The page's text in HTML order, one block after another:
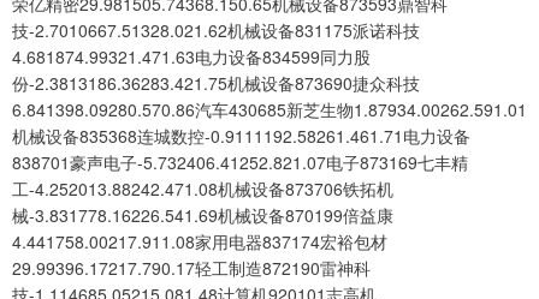
技-2.7010667.51328.021.62机械设备831175派诺科技
4.681874.99321.471.63电力设备834599同力股
份-2.3813186.36283.421.75机械设备873690捷众科技
6.841398.09280.570.86汽车430685新芝生物1.87934.00262.591.01
机械设备835368连城数控-0.9111192.58261.461.71电力设备
838701豪声电子-5.732406.41252.821.07电子873169七丰精
工-4.252013.88242.471.08机械设备873706铁拓机
械-3.831778.16226.541.69机械设备870199倍益康
4.441758.00217.911.08家用电器837174宏裕包材
29.99396.17217.790.17轻工制造872190雷神科